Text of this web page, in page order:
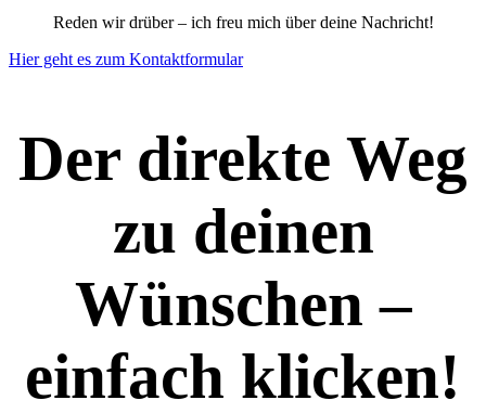
Reden wir drüber – ich freu mich über deine Nachricht!
Hier geht es zum Kontaktformular
Der direkte Weg
zu deinen
Wünschen –
einfach klicken!